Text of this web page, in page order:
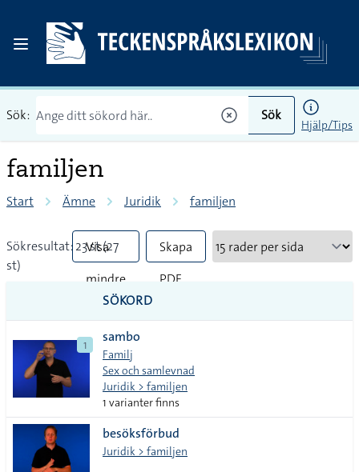
Sök: Sök
Hjälp/Tips
familjen
Start Ämne Juridik familjen
Sökresultat: 23 st (27
st)
Visa
mindre
tecken
Skapa
PDF
SÖKORD
1 sambo
Familj
Sex och samlevnad
Juridik > familjen
1 varianter finns
besöksförbud
Juridik > familjen